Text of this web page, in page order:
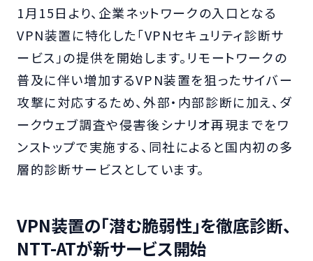
1月15日より、企業ネットワークの入口となる
VPN装置に特化した「VPNセキュリティ診断サ
ービス」の提供を開始します。リモートワークの
普及に伴い増加するVPN装置を狙ったサイバー
攻撃に対応するため、外部・内部診断に加え、ダ
ークウェブ調査や侵害後シナリオ再現までをワ
ンストップで実施する、同社によると国内初の多
層的診断サービスとしています。
VPN装置の「潜む脆弱性」を徹底診断、
NTT-ATが新サービス開始